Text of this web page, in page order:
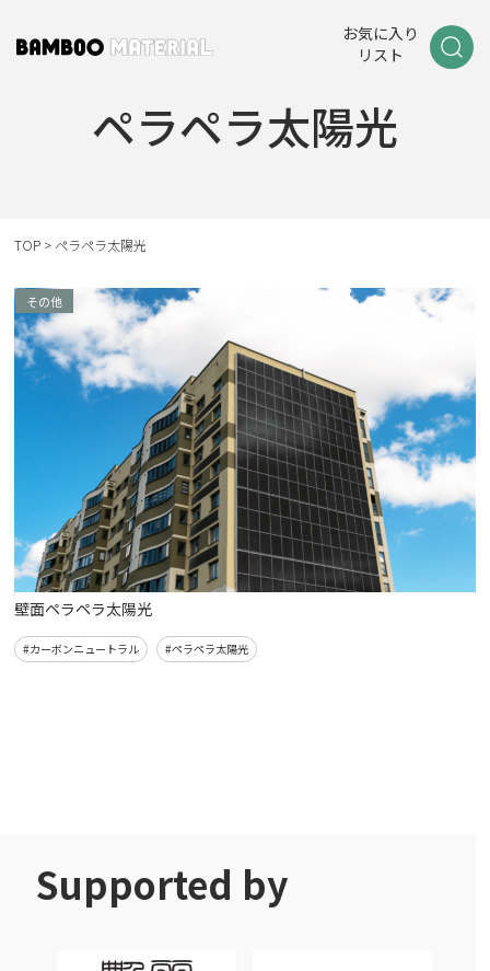
お気に入り
リスト
ペラペラ太陽光
TOP > ペラペラ太陽光
その他
壁面ペラペラ太陽光
#カーボンニュートラル #ペラペラ太陽光
Supported by